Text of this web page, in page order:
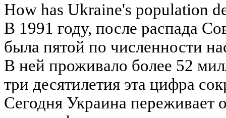
How has Ukraine's population
В 1991 году, после распада
была пятой по численности
В ней проживало более 52
три десятилетия эта цифра
Сегодня Украина переживает